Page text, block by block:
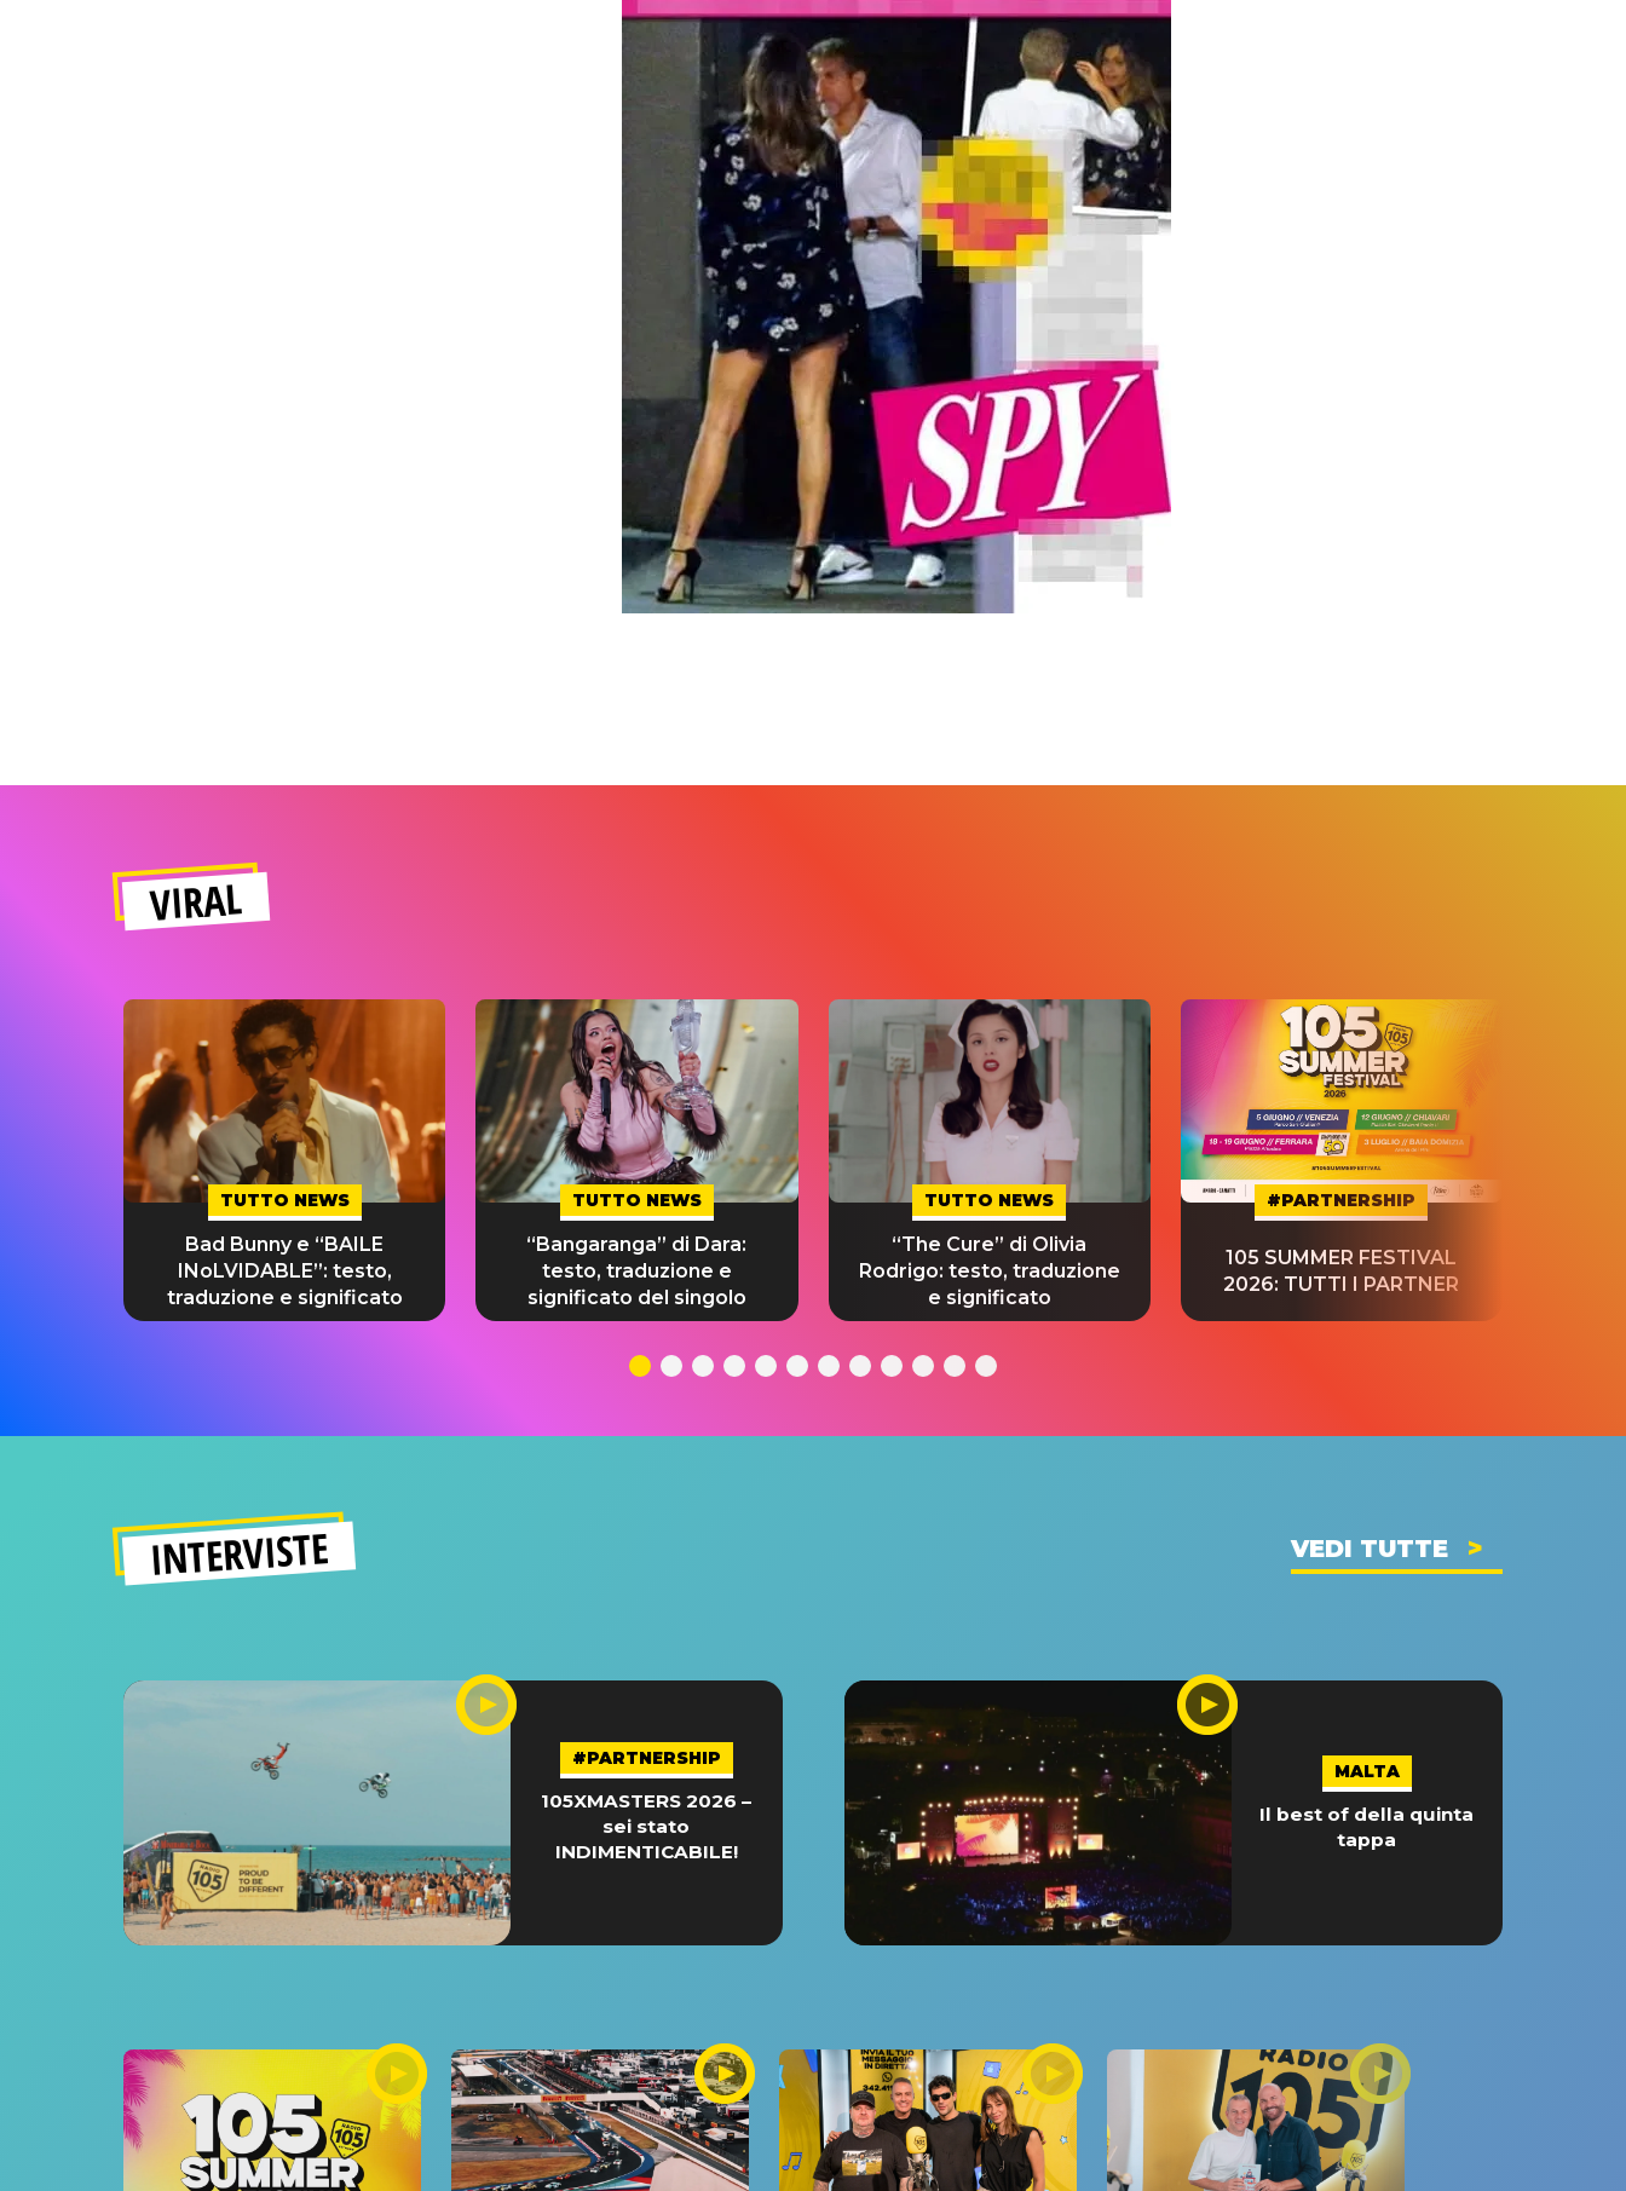
VIRAL
TUTTO NEWS
Bad Bunny e “BAILE
INoLVIDABLE”: testo,
traduzione e significato
TUTTO NEWS
“Bangaranga” di Dara:
testo, traduzione e
significato del singolo
TUTTO NEWS
“The Cure” di Olivia
Rodrigo: testo, traduzione
e significato
#PARTNERSHIP
105 SUMMER FESTIVAL
2026: TUTTI I PARTNER
INTERVISTE VEDI TUTTE
#PARTNERSHIP
105XMASTERS 2026 –
sei stato
INDIMENTICABILE!
MALTA
Il best of della quinta
tappa